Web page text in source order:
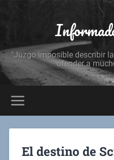
"Juzgo imposible describir
ofender a
El destino de